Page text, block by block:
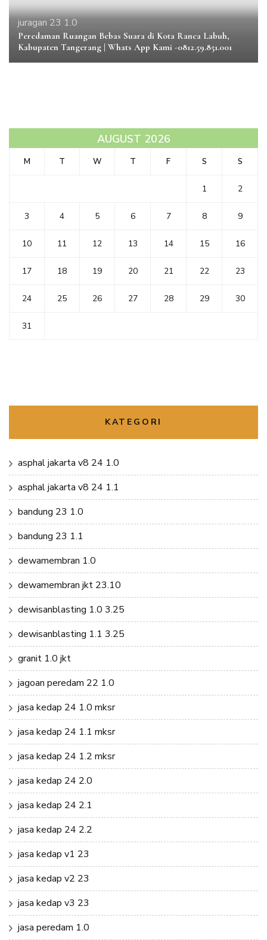
juragan 23 1.0
Peredaman Ruangan Bebas Suara di Kota Ranca Labuh,
Kabupaten Tangerang | Whats App Kami -0812.59.851.001
AUGUST 2026
M T W T F S S
1 2
3 4 5 6 7 8 9
10 11 12 13 14 15 16
17 18 19 20 21 22 23
24 25 26 27 28 29 30
31
KATEGORI
asphal jakarta v8 24 1.0
asphal jakarta v8 24 1.1
bandung 23 1.0
bandung 23 1.1
dewamembran 1.0
dewamembran jkt 23.10
dewisanblasting 1.0 3.25
dewisanblasting 1.1 3.25
granit 1.0 jkt
jagoan peredam 22 1.0
jasa kedap 24 1.0 mksr
jasa kedap 24 1.1 mksr
jasa kedap 24 1.2 mksr
jasa kedap 24 2.0
jasa kedap 24 2.1
jasa kedap 24 2.2
jasa kedap v1 23
jasa kedap v2 23
jasa kedap v3 23
jasa peredam 1.0